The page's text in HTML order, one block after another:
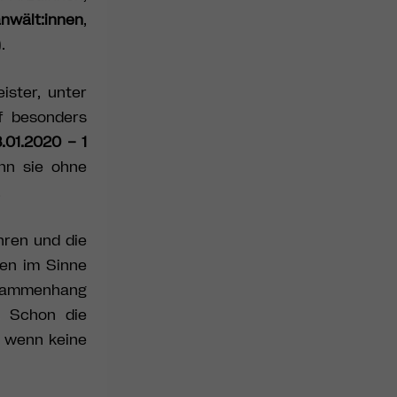
,
unter
– 1
sie ohne
und die
im Sinne
Schon die
keine